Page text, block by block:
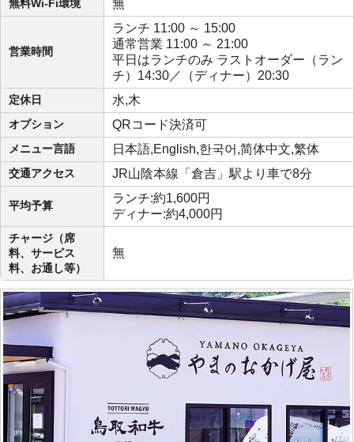
無料Wi-Fi環境 無
営業時間
ランチ 11:00 ～ 15:00
通常営業 11:00 ～ 21:00
平日はランチのみ ラストオーダー（ラン
チ）14:30／（ディナー）20:30
定休日 水,木
オプション QRコード決済可
メニュー言語 日本語,English,한국어,简体中文,繁体
交通アクセス JR山陰本線「倉吉」駅より車で8分
平均予算
ランチ:約1,600円
ディナー:約4,000円
チャージ（席
料、サービス
料、お通し等）
無